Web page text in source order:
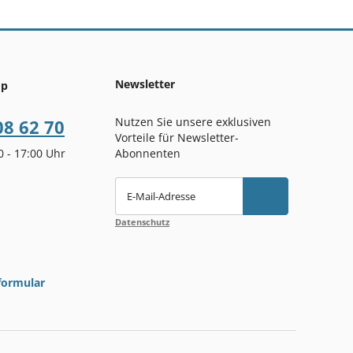
62 70
- 17:00 Uhr
Newsletter
Nutzen Sie unsere exklusiven
Vorteile für Newsletter-
Abonnenten
E-Mail-Adresse
Datenschutz